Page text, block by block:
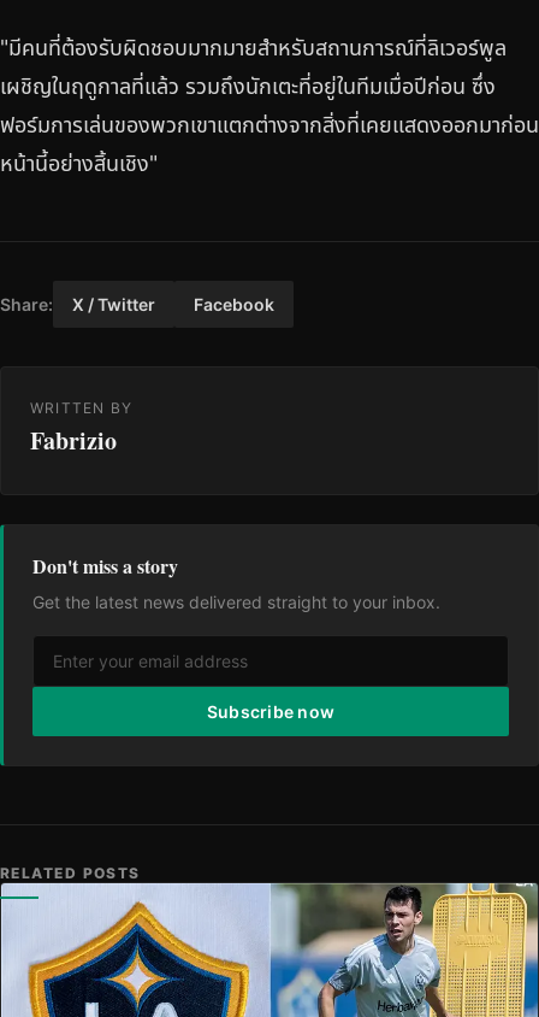
"มีคนที่ต้องรับผิดชอบมากมายสำหรับสถานการณ์ที่ลิเวอร์พูล
เผชิญในฤดูกาลที่แล้ว รวมถึงนักเตะที่อยู่ในทีมเมื่อปีก่อน ซึ่ง
ฟอร์มการเล่นของพวกเขาแตกต่างจากสิ่งที่เคยแสดงออกมาก่อน
หน้านี้อย่างสิ้นเชิง"
Share: X / Twitter Facebook
WRITTEN BY
Fabrizio
Don't miss a story
Get the latest news delivered straight to your inbox.
Subscribe now
RELATED POSTS